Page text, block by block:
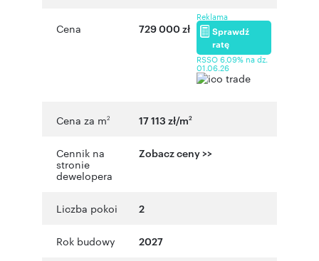
Cena 729 000 zł
Reklama
Sprawdź
ratę
RSSO 6,09% na dz.
01.06.26
Cena za m2 17 113 zł/m2
Cennik na
stronie
dewelopera
Zobacz ceny >>
Liczba pokoi 2
Rok budowy 2027